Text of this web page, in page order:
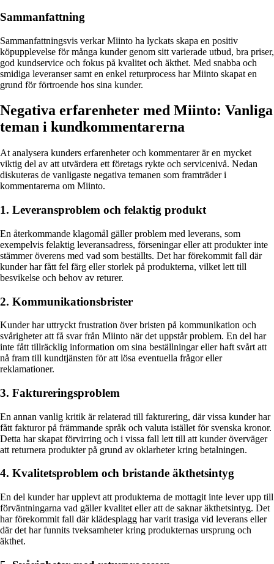
Sammanfattning
Sammanfattningsvis verkar Miinto ha lyckats skapa en positiv
köpupplevelse för många kunder genom sitt varierade utbud, bra priser,
god kundservice och fokus på kvalitet och äkthet. Med snabba och
smidiga leveranser samt en enkel returprocess har Miinto skapat en
grund för förtroende hos sina kunder.
Negativa erfarenheter med Miinto: Vanliga
teman i kundkommentarerna
At analysera kunders erfarenheter och kommentarer är en mycket
viktig del av att utvärdera ett företags rykte och servicenivå. Nedan
diskuteras de vanligaste negativa temanen som framträder i
kommentarerna om Miinto.
1. Leveransproblem och felaktig produkt
En återkommande klagomål gäller problem med leverans, som
exempelvis felaktig leveransadress, förseningar eller att produkter inte
stämmer överens med vad som beställts. Det har förekommit fall där
kunder har fått fel färg eller storlek på produkterna, vilket lett till
besvikelse och behov av returer.
2. Kommunikationsbrister
Kunder har uttryckt frustration över bristen på kommunikation och
svårigheter att få svar från Miinto när det uppstår problem. En del har
inte fått tillräcklig information om sina beställningar eller haft svårt att
nå fram till kundtjänsten för att lösa eventuella frågor eller
reklamationer.
3. Faktureringsproblem
En annan vanlig kritik är relaterad till fakturering, där vissa kunder har
fått fakturor på främmande språk och valuta istället för svenska kronor.
Detta har skapat förvirring och i vissa fall lett till att kunder överväger
att returnera produkter på grund av oklarheter kring betalningen.
4. Kvalitetsproblem och bristande äkthetsintyg
En del kunder har upplevt att produkterna de mottagit inte lever upp till
förväntningarna vad gäller kvalitet eller att de saknar äkthetsintyg. Det
har förekommit fall där klädesplagg har varit trasiga vid leverans eller
där det har funnits tveksamheter kring produkternas ursprung och
äkthet.